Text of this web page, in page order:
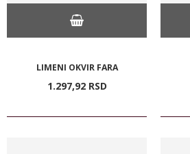
LIMENI OKVIR FARA
1.297,92 RSD